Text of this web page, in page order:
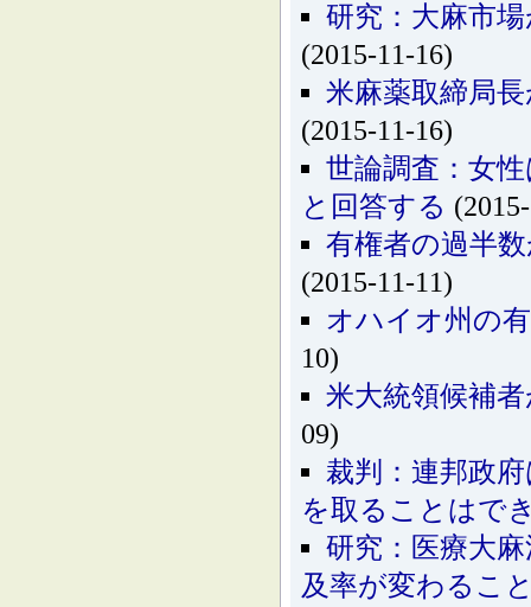
研究：大麻市
(2015-11-16)
米麻薬取締局
(2015-11-16)
世論調査：女
と回答する
有権者の過半
(2015-11-11)
オハイオ州の
10)
米大統領候補
09)
裁判：連邦政
を取ることはで
研究：医療大
及率が変わるこ